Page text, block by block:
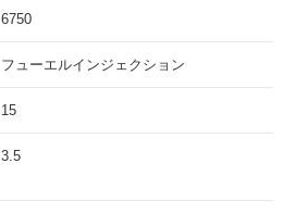
6750
フューエルインジェクション
15
3.5